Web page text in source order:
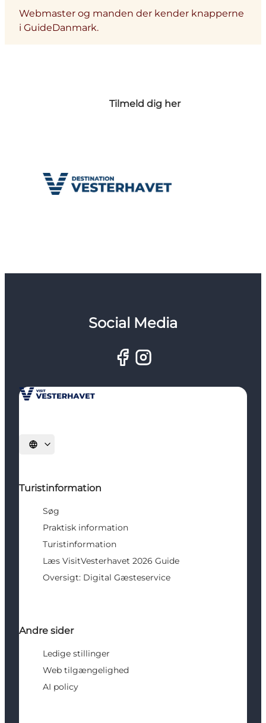
Webmaster og manden der kender knapperne
i GuideDanmark.
Tilmeld dig her
Social Media
Vælg sprog
Turistinformation
Søg
Praktisk information
Turistinformation
Læs VisitVesterhavet 2026 Guide
Oversigt: Digital Gæsteservice
Andre sider
Ledige stillinger
Web tilgængelighed
AI policy